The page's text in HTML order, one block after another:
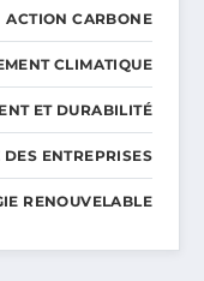
ACTION CARBONE
CLIMATIQUE
ET DURABILITÉ
ENTREPRISES
RENOUVELABLE